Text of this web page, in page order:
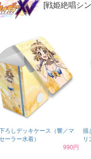
[戦姫絶唱シ
ろしデッキケース（響／マ
ーラー水着）
990円
描
リ